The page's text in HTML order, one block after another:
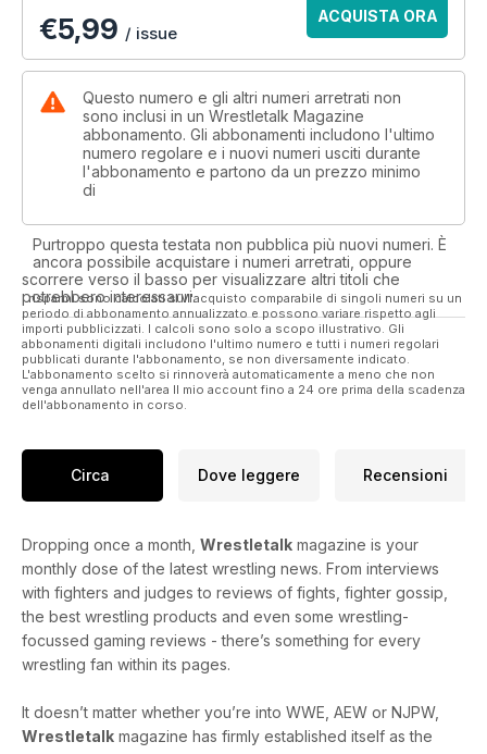
€5,99 / issue
ACQUISTA ORA
Questo numero e gli altri numeri arretrati non
sono inclusi in un Wrestletalk Magazine
abbonamento. Gli abbonamenti includono l'ultimo
numero regolare e i nuovi numeri usciti durante
l'abbonamento e partono da un prezzo minimo
di
Purtroppo questa testata non pubblica più nuovi numeri. È
ancora possibile acquistare i numeri arretrati, oppure
scorrere verso il basso per visualizzare altri titoli che
potrebbero interessarvi.
I risparmi sono calcolati sull'acquisto comparabile di singoli numeri su un
periodo di abbonamento annualizzato e possono variare rispetto agli
importi pubblicizzati. I calcoli sono solo a scopo illustrativo. Gli
abbonamenti digitali includono l'ultimo numero e tutti i numeri regolari
pubblicati durante l'abbonamento, se non diversamente indicato.
L'abbonamento scelto si rinnoverà automaticamente a meno che non
venga annullato nell'area Il mio account fino a 24 ore prima della scadenza
dell'abbonamento in corso.
Circa Dove leggere Recensioni
Dropping once a month, Wrestletalk magazine is your
monthly dose of the latest wrestling news. From interviews
with fighters and judges to reviews of fights, fighter gossip,
the best wrestling products and even some wrestling-
focussed gaming reviews - there’s something for every
wrestling fan within its pages.
It doesn’t matter whether you’re into WWE, AEW or NJPW,
Wrestletalk magazine has firmly established itself as the